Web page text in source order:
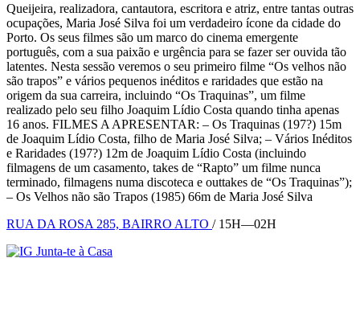
Queijeira, realizadora, cantautora, escritora e atriz, entre tantas outras
ocupações, Maria José Silva foi um verdadeiro ícone da cidade do
Porto. Os seus filmes são um marco do cinema emergente
português, com a sua paixão e urgência para se fazer ser ouvida tão
latentes. Nesta sessão veremos o seu primeiro filme “Os velhos não
são trapos” e vários pequenos inéditos e raridades que estão na
origem da sua carreira, incluindo “Os Traquinas”, um filme
realizado pelo seu filho Joaquim Lídio Costa quando tinha apenas
16 anos. FILMES A APRESENTAR: – Os Traquinas (197?) 15m
de Joaquim Lídio Costa, filho de Maria José Silva; – Vários Inéditos
e Raridades (197?) 12m de Joaquim Lídio Costa (incluindo
filmagens de um casamento, takes de “Rapto” um filme nunca
terminado, filmagens numa discoteca e outtakes de “Os Traquinas”);
– Os Velhos não são Trapos (1985) 66m de Maria José Silva
RUA DA ROSA 285, BAIRRO ALTO / 15H—02H
Junta-te à Casa